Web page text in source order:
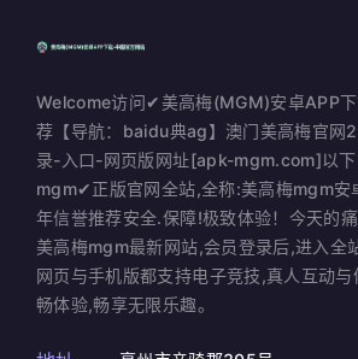
Welcome访问✔美高梅(MGM)安卓APP
荐【导航：baidu典ag】澳门美高梅官网
录-入口-网页版网址[apk-mgm.com]以
mgm✔正版官网全站,全称:美高梅mgm安
年信誉推荐安全.保障!极致体验！今天的
美高梅mgm最新网站,会员登录后,进入全
网页与手机版都支持电子竞技,真人互动
畅体验,畅享无限乐趣。